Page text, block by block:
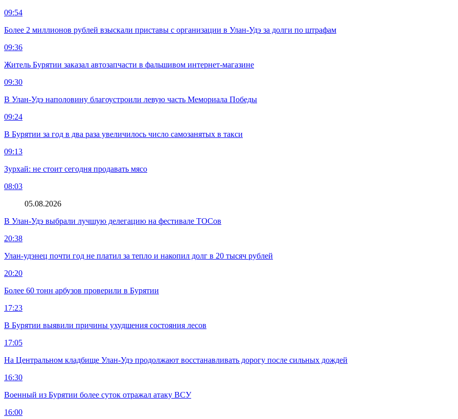
09:54
Более 2 миллионов рублей взыскали приставы с организации в Улан-Удэ за долги по штрафам
09:36
Житель Бурятии заказал автозапчасти в фальшивом интернет-магазине
09:30
В Улан-Удэ наполовину благоустроили левую часть Мемориала Победы
09:24
В Бурятии за год в два раза увеличилось число самозанятых в такси
09:13
Зурхай: не стоит сегодня продавать мясо
08:03
05.08.2026
В Улан-Удэ выбрали лучшую делегацию на фестивале ТОСов
20:38
Улан-удэнец почти год не платил за тепло и накопил долг в 20 тысяч рублей
20:20
Более 60 тонн арбузов проверили в Бурятии
17:23
В Бурятии выявили причины ухудшения состояния лесов
17:05
На Центральном кладбище Улан-Удэ продолжают восстанавливать дорогу после сильных дождей
16:30
Военный из Бурятии более суток отражал атаку ВСУ
16:00